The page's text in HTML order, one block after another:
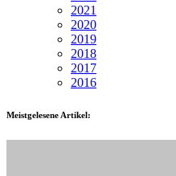
2021
2020
2019
2018
2017
2016
Meistgelesene Artikel: